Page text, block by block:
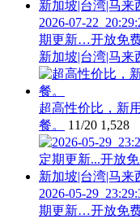
2026-07-
期更新…开放免
新加坡|台湾|马
超高性价比，新
餐。
11/20 1,528
2026-05-
期更新…开放免